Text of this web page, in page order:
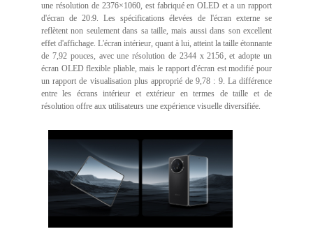
une résolution de 2376×1060, est fabriqué en OLED et a un rapport
d'écran de 20:9. Les spécifications élevées de l'écran externe se
reflètent non seulement dans sa taille, mais aussi dans son excellent
effet d'affichage. L'écran intérieur, quant à lui, atteint la taille étonnante
de 7,92 pouces, avec une résolution de 2344 x 2156, et adopte un
écran OLED flexible pliable, mais le rapport d'écran est modifié pour
un rapport de visualisation plus approprié de 9,78 : 9. La différence
entre les écrans intérieur et extérieur en termes de taille et de
résolution offre aux utilisateurs une expérience visuelle diversifiée.